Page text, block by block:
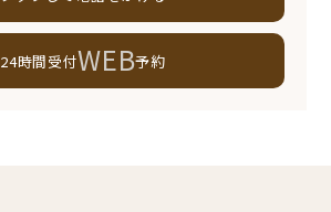
24時間受付WEB予約